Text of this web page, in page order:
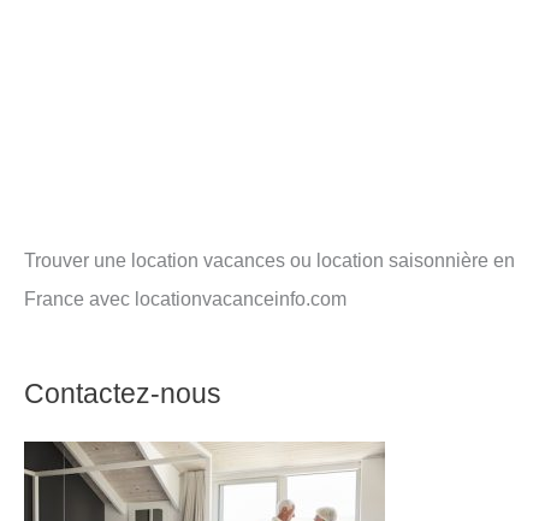
Trouver une location vacances ou location saisonnière en
France avec locationvacanceinfo.com
Contactez-nous